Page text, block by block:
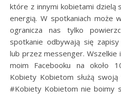
które z innymi kobietami dzielą
energią. W spotkaniach może
ogranicza nas tylko
spotkanie odbywają się
lub przez messenger. Wszelkie
moim Facebooku na około
Kobiety Kobietom służą
#Kobiety Kobietom nie boimy